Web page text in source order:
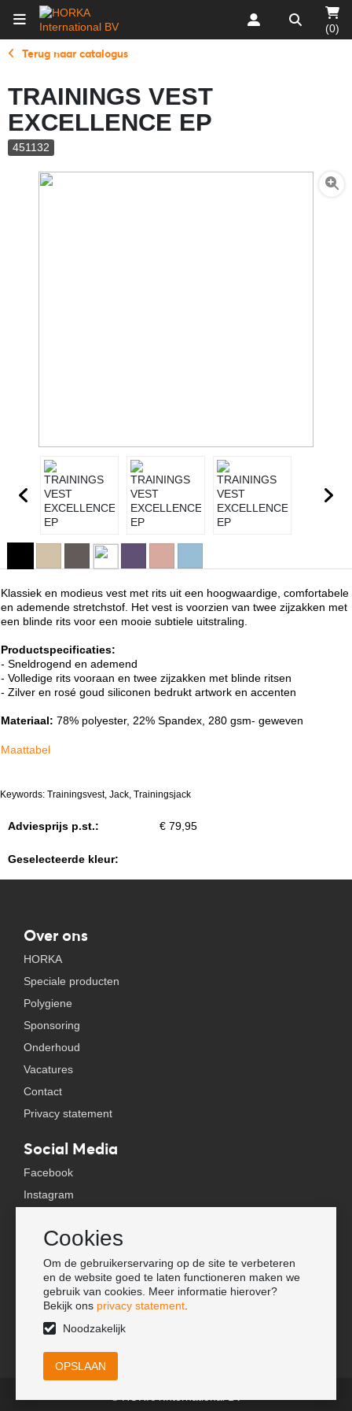
Cookies
Om de gebruikerservaring op de site te verbeteren
en de website goed te laten functioneren maken we
gebruik van cookies. Meer informatie hierover?
Bekijk ons privacy statement
Noodzakelijk
(0)
Terug naar catalogus
TRAININGS VEST
EXCELLENCE EP
451132
Klassiek en modieus vest met rits uit een hoogwaardige, comfortabele
en ademende stretchstof. Het vest is voorzien van twee zijzakken met
een blinde rits voor een mooie subtiele uitstraling.
Productspecificaties:
- Sneldrogend en ademend
- Volledige rits vooraan en twee zijzakken met blinde ritsen
- Zilver en rosé goud siliconen bedrukt artwork en accenten
Materiaal: 78% polyester, 22% Spandex, 280 gsm- geweven
Maattabel
Keywords: Trainingsvest, Jack, Trainingsjack
Adviesprijs p.st.: € 79,95
Geselecteerde kleur:
Over ons
HORKA
Speciale producten
Polygiene
Sponsoring
Onderhoud
Vacatures
Contact
Privacy statement
Social Media
Facebook
Instagram
TikTok
Tools
Lookbook
Nieuwe klant